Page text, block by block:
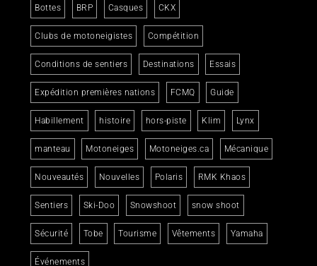
Bottes BRP Casques CKX
Clubs de motoneigistes Compétition
Conditions de sentiers Destinations Essais
Expédition premières nations FCMQ Guide
Habillement histoire hors-piste Klim Lynx
manteau Motoneiges Motoneiges.ca Mécanique
Nouveautés Nouvelles Polaris RMK Khaos
Sentiers Ski-Doo Snowshoot snow shoot
Sécurité Tobe Tourisme Vêtements Yamaha
Événements